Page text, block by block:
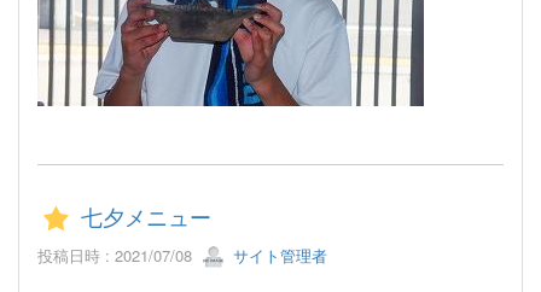
七夕メニュー
投稿日時 : 2021/07/08 サイト管理者